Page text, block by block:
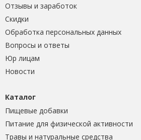
Отзывы и заработок
Скидки
Обработка персональных данных
Вопросы и ответы
Юр лицам
Новости
Каталог
Пищевые добавки
Питание для физической активности
Травы и натуральные средства